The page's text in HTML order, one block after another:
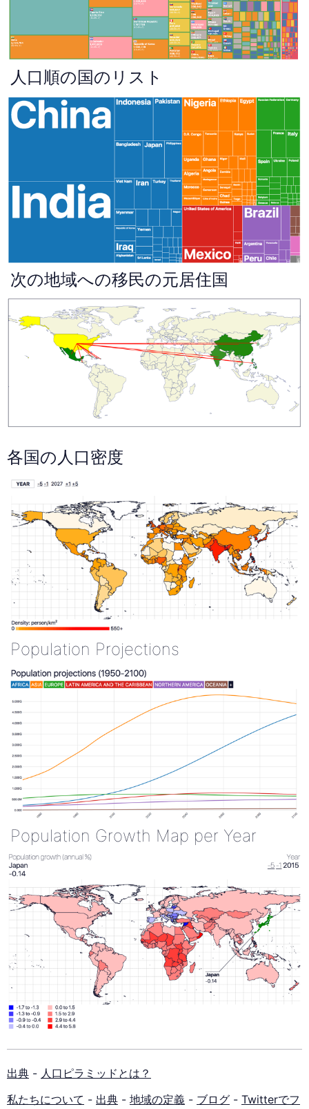
人口順の国のリスト
次の地域への移民の元居住国
各国の人口密度
Population Projections
Population Growth Map per Year
出典 - 人口ピラミッドとは？
私たちについて - 出典 - 地域の定義 - ブログ - Twitterでフ